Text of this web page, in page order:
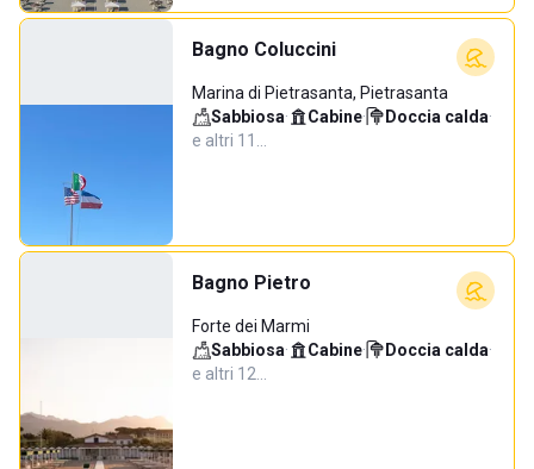
Bagno Coluccini
Marina di Pietrasanta, Pietrasanta
Sabbiosa· Cabine· Doccia calda·
e altri 11…
Bagno Pietro
Forte dei Marmi
Sabbiosa· Cabine· Doccia calda·
e altri 12…